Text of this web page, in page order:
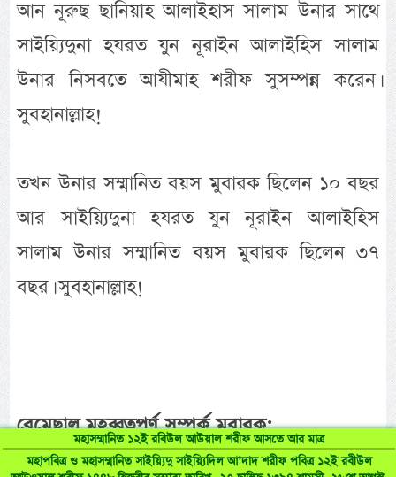
মহাসম্মানিত ১২ই রবিউল আউয়াল শরীফ আসতে আর মাত্র
মহাপবিত্র ও মহাসম্মানিত সাইয়্যিদু সাইয়্যিদিল আ’দাদ শরীফ পবিত্র ১২ই রবীউল
আন নূরুছ ছানিয়াহ আলাইহাস সালাম উনার সাথে
সাইয়্যিদুনা হযরত যুন নূরাইন আলাইহিস সালাম
উনার নিসবতে আযীমাহ শরীফ সুসম্পন্ন করেন।
সুবহানাল্লাহ!
তখন উনার সম্মানিত বয়স মুবারক ছিলেন ১০ বছর
আর সাইয়্যিদুনা হযরত যুন নূরাইন আলাইহিস
সালাম উনার সম্মানিত বয়স মুবারক ছিলেন ৩৭
বছর। সুবহানাল্লাহ!
বেমেছাল মুহব্বতপূর্ণ সম্পর্ক মুবারক: